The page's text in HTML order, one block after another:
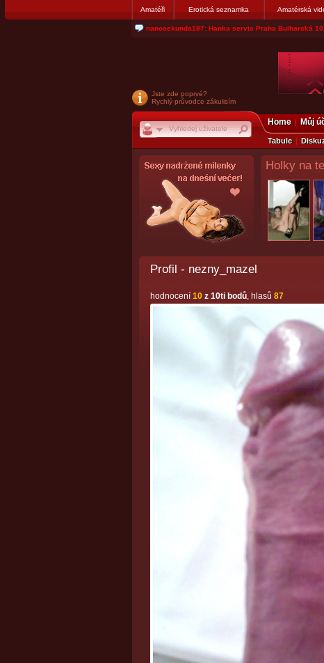
Amatéři Erotická seznamka Amatérská
jjoseff: Najde se par, ktery nekdy přemýšlel o
Jste zde poprvé?
Rychlý průvodce zákulisím
Home Můj
Tabule
Holky na
Profil - nezny_mazel
hodnocení 10z 10ti bodů, hlasů 87